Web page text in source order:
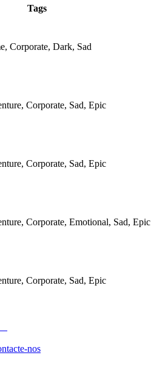
Tags
Corporate, Dark, Sad
Corporate, Sad, Epic
Corporate, Sad, Epic
Corporate, Emotional, Sad, Epic
Corporate, Sad, Epic
nos